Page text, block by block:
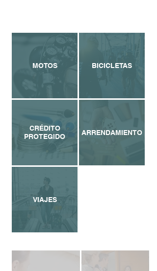
MOTOS BICICLETAS
CRÉDITO
PROTEGIDO
ARRENDAMIENTO
VIAJES